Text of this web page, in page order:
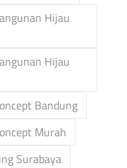
Hijau
Hijau
Bandung
Murah
Surabaya